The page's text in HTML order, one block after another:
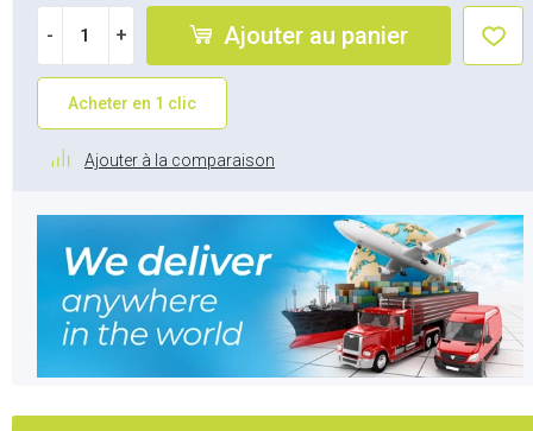
- + Ajouter au panier
Acheter en 1 clic
Ajouter à la comparaison